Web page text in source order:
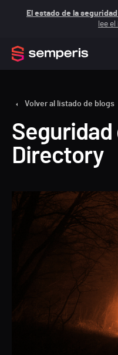
El estado de la
lee
Volver al listado de blogs
Seguridad
Directory